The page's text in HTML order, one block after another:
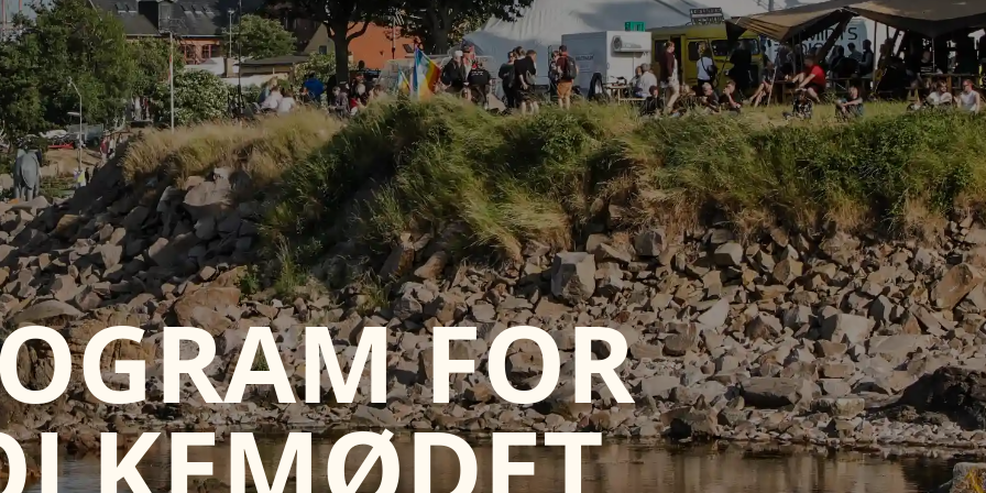
FOR